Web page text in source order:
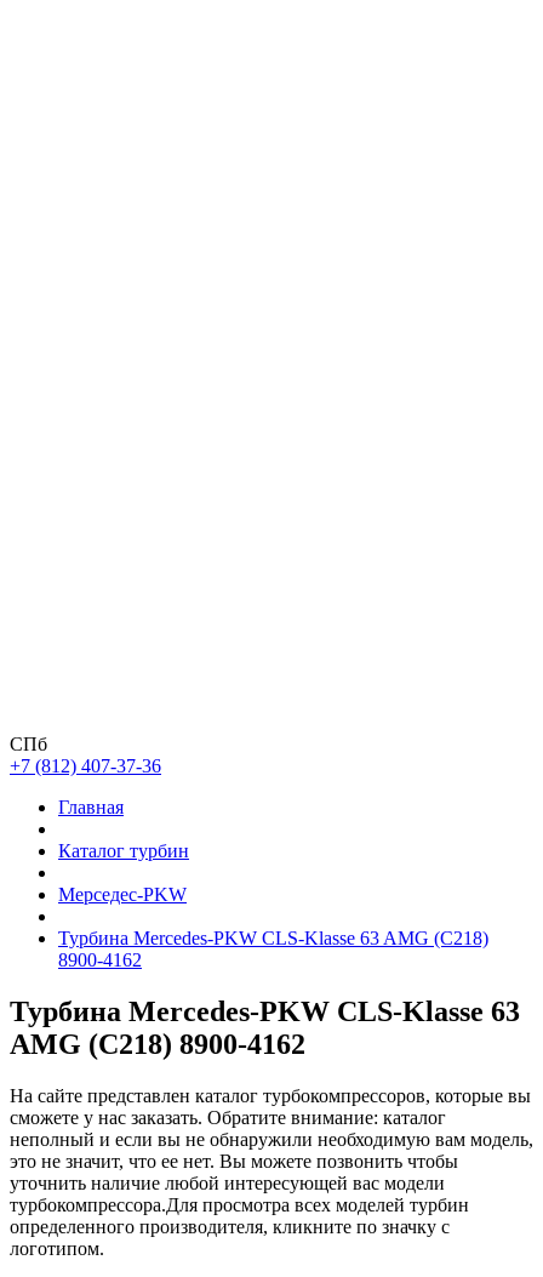
СПб
+7 (812) 407-37-36
Главная
Каталог турбин
Мерседес-PKW
Турбина Mercedes-PKW CLS-Klasse 63 AMG (C218)
8900-4162
Турбина Mercedes-PKW CLS-Klasse 63
AMG (C218) 8900-4162
На сайте представлен каталог турбокомпрессоров, которые вы
сможете у нас заказать. Обратите внимание: каталог
неполный и если вы не обнаружили необходимую вам модель,
это не значит, что ее нет. Вы можете позвонить чтобы
уточнить наличие любой интересующей вас модели
турбокомпрессора.Для просмотра всех моделей турбин
определенного производителя, кликните по значку с
логотипом.